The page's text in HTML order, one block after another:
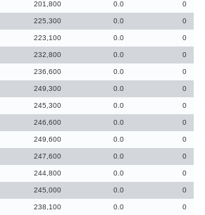
201,800 0.0 0
225,300 0.0 0
223,100 0.0 0
232,800 0.0 0
236,600 0.0 0
249,300 0.0 0
245,300 0.0 0
246,600 0.0 0
249,600 0.0 0
247,600 0.0 0
244,800 0.0 0
245,000 0.0 0
238,100 0.0 0